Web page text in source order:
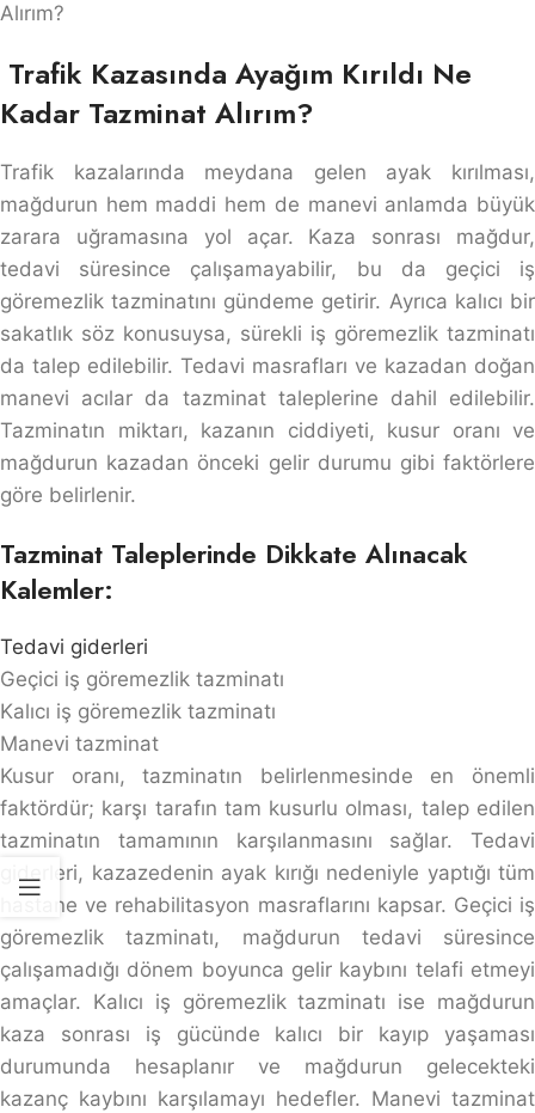
Alırım?
Trafik Kazasında Ayağım Kırıldı Ne
Kadar Tazminat Alırım?
Trafik kazalarında meydana gelen ayak kırılması,
mağdurun hem maddi hem de manevi anlamda büyük
zarara uğramasına yol açar. Kaza sonrası mağdur,
tedavi süresince çalışamayabilir, bu da geçici iş
göremezlik tazminatını gündeme getirir. Ayrıca kalıcı bir
sakatlık söz konusuysa, sürekli iş göremezlik tazminatı
da talep edilebilir. Tedavi masrafları ve kazadan doğan
manevi acılar da tazminat taleplerine dahil edilebilir.
Tazminatın miktarı, kazanın ciddiyeti, kusur oranı ve
mağdurun kazadan önceki gelir durumu gibi faktörlere
göre belirlenir.
Tazminat Taleplerinde Dikkate Alınacak
Kalemler:
Tedavi giderleri
Geçici iş göremezlik tazminatı
Kalıcı iş göremezlik tazminatı
Manevi tazminat
Kusur oranı, tazminatın belirlenmesinde en önemli
faktördür; karşı tarafın tam kusurlu olması, talep edilen
tazminatın tamamının karşılanmasını sağlar. Tedavi
giderleri, kazazedenin ayak kırığı nedeniyle yaptığı tüm
hastane ve rehabilitasyon masraflarını kapsar. Geçici iş
göremezlik tazminatı, mağdurun tedavi süresince
çalışamadığı dönem boyunca gelir kaybını telafi etmeyi
amaçlar. Kalıcı iş göremezlik tazminatı ise mağdurun
kaza sonrası iş gücünde kalıcı bir kayıp yaşaması
durumunda hesaplanır ve mağdurun gelecekteki
kazanç kaybını karşılamayı hedefler. Manevi tazminat